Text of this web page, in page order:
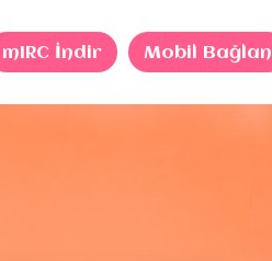
mIRC İndir Mobil Bağlan